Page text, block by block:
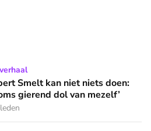
niet niets doen: ‘Ik word soms
Smelt kan niet niets doen:
gierend dol van mezelf’